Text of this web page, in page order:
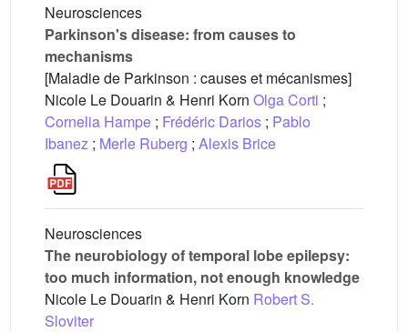
Neurosciences
Parkinson's disease: from causes to
mechanisms
[Maladie de Parkinson : causes et mécanismes]
Nicole Le Douarin & Henri Korn Olga Corti ;
Cornelia Hampe ; Frédéric Darios ; Pablo
Ibanez ; Merle Ruberg ; Alexis Brice
Neurosciences
The neurobiology of temporal lobe epilepsy:
too much information, not enough knowledge
Nicole Le Douarin & Henri Korn Robert S.
Sloviter